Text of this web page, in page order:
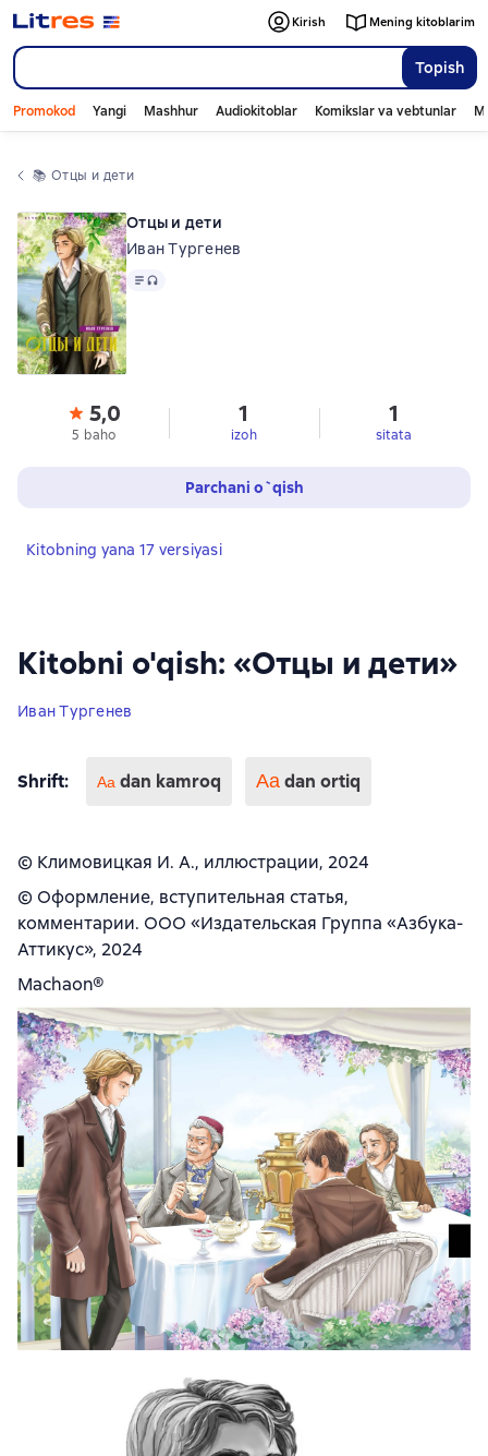
Topish
Kirish Mening kitoblarim
Promokod Yangi Mashhur Audiokitoblar Komikslar va vebtunlar
📚 Отцы и дети
Kitobni o'qish: «Отцы и дети»
Иван Тургенев
Shrift: Aa dan kamroq Аа dan ortiq
© Климовицкая И. А., иллюстрации, 2024
© Оформление, вступительная статья,
комментарии. ООО «Издательская Группа «Азбука-
Аттикус», 2024
Machaon®
Отцы и дети
Иван Тургенев
Matn
5,0
5 baho
1
izoh
1
sitata
Parchani o`qish
Kitobning yana 17 versiyasi